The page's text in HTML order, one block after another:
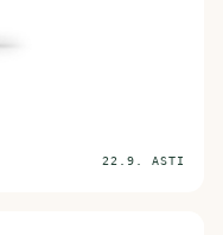
22.9. ASTI